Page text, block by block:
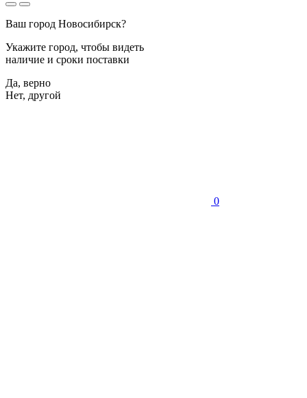
Ваш город Новосибирск?
Укажите город, чтобы видеть
наличие и сроки поставки
Да, верно
Нет, другой
0